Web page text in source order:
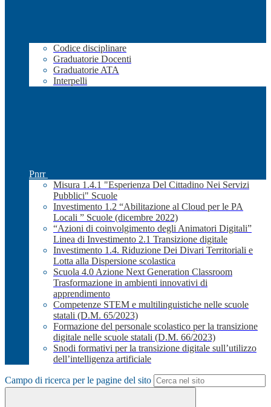
Codice disciplinare
Graduatorie Docenti
Graduatorie ATA
Interpelli
Pnrr
Misura 1.4.1 "Esperienza Del Cittadino Nei Servizi
Pubblici" Scuole
Investimento 1.2 “Abilitazione al Cloud per le PA
Locali ” Scuole (dicembre 2022)
“Azioni di coinvolgimento degli Animatori Digitali”
Linea di Investimento 2.1 Transizione digitale
Investimento 1.4. Riduzione Dei Divari Territoriali e
Lotta alla Dispersione scolastica
Scuola 4.0 Azione Next Generation Classroom
Trasformazione in ambienti innovativi di
apprendimento
Competenze STEM e multilinguistiche nelle scuole
statali (D.M. 65/2023)
Formazione del personale scolastico per la transizione
digitale nelle scuole statali (D.M. 66/2023)
Snodi formativi per la transizione digitale sull’utilizzo
dell’intelligenza artificiale
Campo di ricerca per le pagine del sito